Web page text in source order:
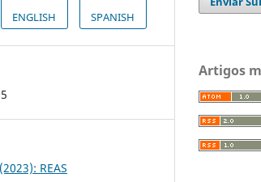
ENGLISH
SPANISH
REAS
Artigos